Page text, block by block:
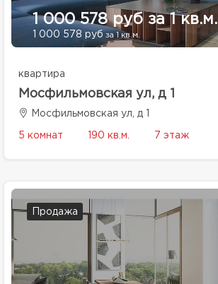
1 000 578 руб за 1 кв.м.
1 000 578 руб за 1 кв.м.
квартира
Мосфильмовская ул, д 1
Мосфильмовская ул, д 1
5 комнат 190 кв.м. 7 этаж
Продажа